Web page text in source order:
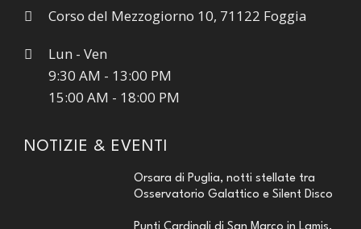
Corso del Mezzogiorno 10, 71122 Foggia
Lun - Ven
9:30 AM - 13:00 PM
15:00 AM - 18:00 PM
NOTIZIE & EVENTI
Orsara di Puglia, notti stellate tra
Osservatorio Galattico e Silent Disco
Punti Cardinali di San Marco in Lamis,